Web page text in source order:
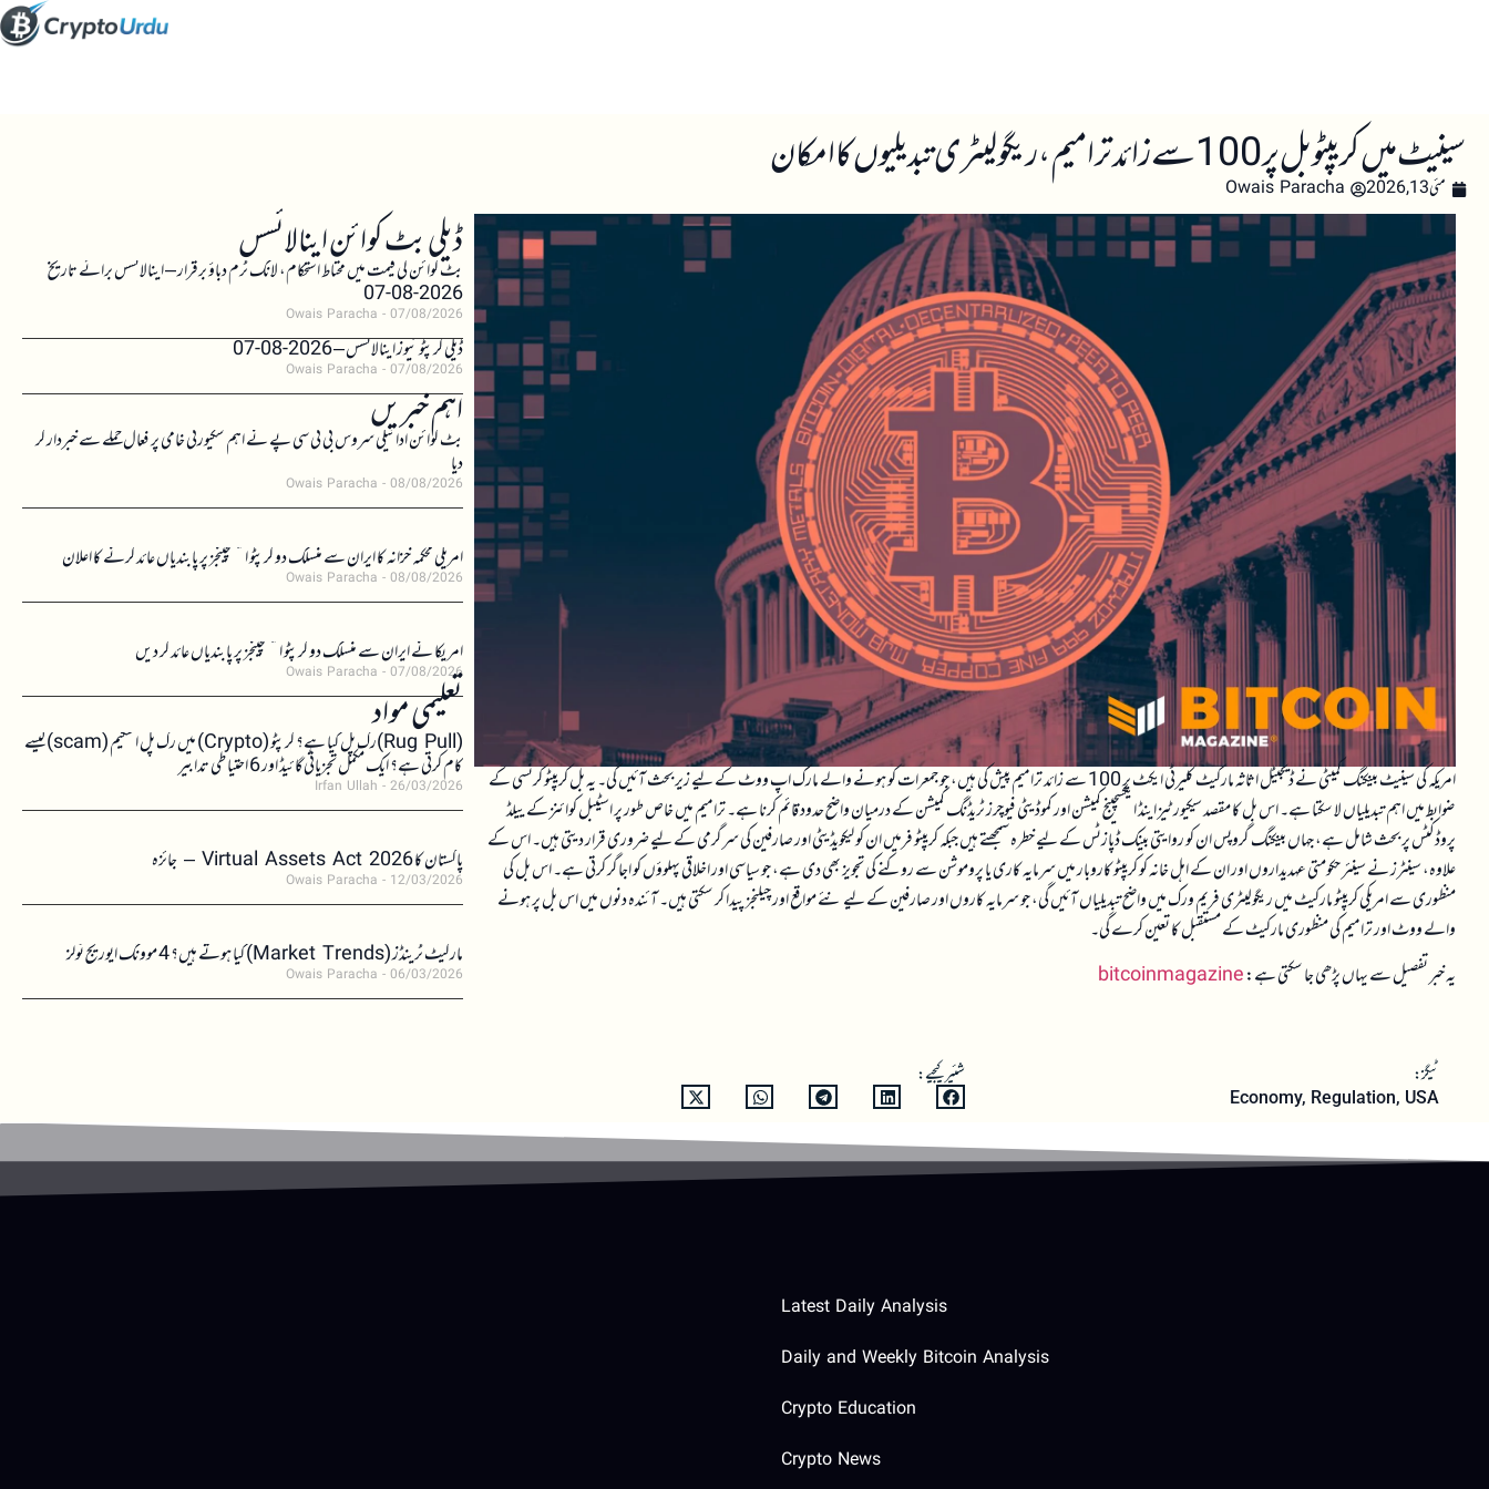
سینیٹ میں کریپٹو بل پر 100 سے زائد ترامیم، ریگولیٹری تبدیلیوں کا امکان
مئی 13, 2026 Owais Paracha
امریکہ کی سینیٹ بینکنگ کمیٹی نے ڈیجیٹل اثاثہ مارکیٹ کلیرٹی ایکٹ پر 100 سے زائد ترامیم پیش کی ہیں، جو جمعرات کو ہونے والے مارک اپ ووٹ کے لیے زیر بحث آئیں گی۔ یہ بل کریپٹو کرنسی کے
ضوابط میں اہم تبدیلیاں لا سکتا ہے۔ اس بل کا مقصد سیکیورٹیز اینڈ ایکسچینج کمیشن اور کموڈیٹی فیوچرز ٹریڈنگ کمیشن کے درمیان واضح حدود قائم کرنا ہے۔ ترامیم میں خاص طور پر اسٹیبل کوائنز کے ییلڈ
پروڈکٹس پر بحث شامل ہے، جہاں بینکنگ گروپس ان کو روایتی بینک ڈپازٹس کے لیے خطرہ سمجھتے ہیں جبکہ کریپٹو فرمیں ان کو لیکویڈیٹی اور صارفین کی سرگرمی کے لیے ضروری قرار دیتی ہیں۔ اس کے
علاوہ، سینٹرز نے سینئر حکومتی عہدیداروں اور ان کے اہل خانہ کو کریپٹو کاروبار میں سرمایہ کاری یا پروموشن سے روکنے کی تجویز بھی دی ہے، جو سیاسی اور اخلاقی پہلوؤں کو اجاگر کرتی ہے۔ اس بل کی
منظوری سے امریکی کریپٹو مارکیٹ میں ریگولیٹری فریم ورک میں واضح تبدیلیاں آئیں گی، جو سرمایہ کاروں اور صارفین کے لیے نئے مواقع اور چیلنجز پیدا کر سکتی ہیں۔ آئندہ دنوں میں اس بل پر ہونے
والے ووٹ اور ترامیم کی منظوری مارکیٹ کے مستقبل کا تعین کرے گی۔
یہ خبر تفصیل سے یہاں پڑھی جا سکتی ہے:bitcoinmagazine
ٹیگز:
Economy, Regulation, USA
شئیر کیجیے:
ڈیلی بٹ کوائن اینالائسس
بٹ کوائن کی قیمت میں محتاط استحکام، لانگ ٹرم دباؤ برقرار – اینالائسس برائے تاریخ
2026-08-07
Owais Paracha 07/08/2026
ڈیلی کرپٹو نیوز اینالائسس – 2026-08-07
Owais Paracha 07/08/2026
اہم خبریں
بٹ کوائن ادائیگی سروس بی ٹی سی پے نے اہم سکیورٹی خامی پر فعال حملے سے خبردار کر
دیا
Owais Paracha 08/08/2026
امریکی محکمہ خزانہ کا ایران سے منسلک دو کرپٹو ایکسچینجز پر پابندیاں عائد کرنے کا اعلان
Owais Paracha 08/08/2026
امریکا نے ایران سے منسلک دو کرپٹو ایکسچینجز پر پابندیاں عائد کر دیں
Owais Paracha 07/08/2026
تعلیمی مواد (Rug Pull)رگ پل کیا ہے؟ کرپٹو (Crypto) میں رگ پل اسکیم (scam)کیسے
کام کرتی ہے؟ ایک مکمل تجزیاتی گائیڈ اور 6 احتیاطی تدابیر
Irfan Ullah 26/03/2026
پاکستان کا Virtual Assets Act 2026 – جائزہ
Owais Paracha 12/03/2026
مارکیٹ ٹرینڈز (Market Trends) کیا ہوتے ہیں؟ 4 موونگ ایوریج ٹولز
Owais Paracha 06/03/2026
Latest Daily Analysis
Daily and Weekly Bitcoin Analysis
Crypto Education
Crypto News